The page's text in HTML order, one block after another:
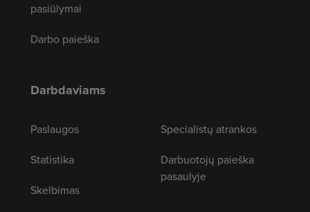
pasiūlymai
Darbo paieška
Darbdaviams
Paslaugos
Statistika
Skelbimas
Specialistų atrankos
Darbuotojų paieška
pasaulyje